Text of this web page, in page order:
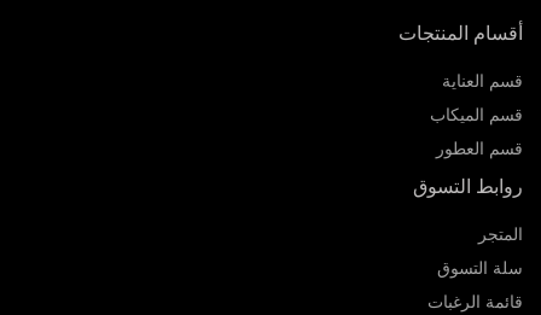
أقسام المنتجات
قسم العناية
قسم الميكاب
قسم العطور
روابط التسوق
المتجر
سلة التسوق
قائمة الرغبات